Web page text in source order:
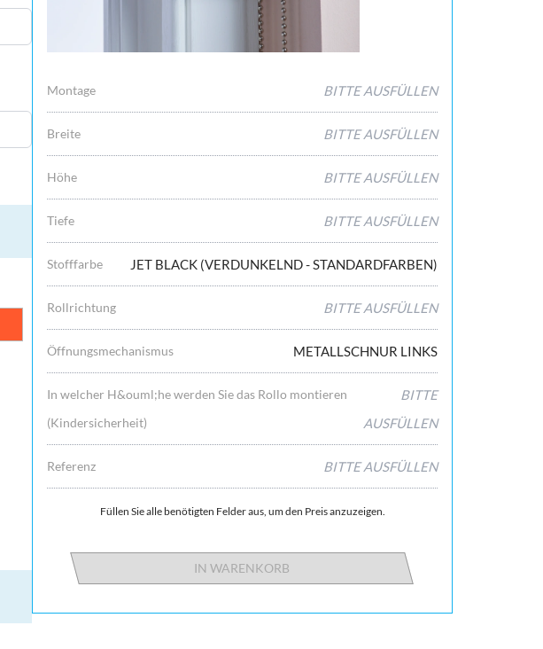
Montage BITTE AUSFÜLLEN
Breite BITTE AUSFÜLLEN
Höhe BITTE AUSFÜLLEN
Tiefe BITTE AUSFÜLLEN
Stofffarbe JET BLACK (VERDUNKELND - STANDARDFARBEN)
Rollrichtung BITTE AUSFÜLLEN
Öffnungsmechanismus METALLSCHNUR LINKS
In welcher H&ouml;he werden Sie das Rollo montieren
(Kindersicherheit)
BITTE
AUSFÜLLEN
Referenz BITTE AUSFÜLLEN
Füllen Sie alle benötigten Felder aus, um den Preis anzuzeigen.
IN WARENKORB